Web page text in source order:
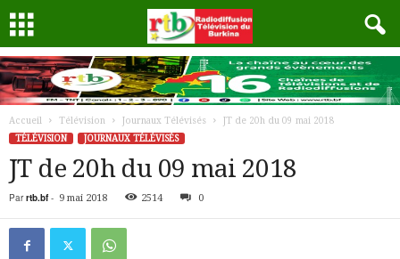
Accueil Télévision Journaux Télévisés
JT de 20h du 09 mai 2018
TÉLÉVISION
JOURNAUX TÉLÉVISÉS
JT de 20h du 09 mai 2018
Par rtb.bf- 9 mai 2018 2514 0